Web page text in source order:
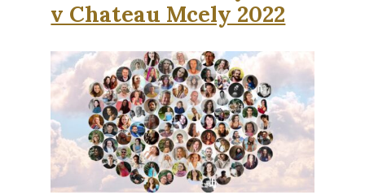
v Chateau Mcely 2022